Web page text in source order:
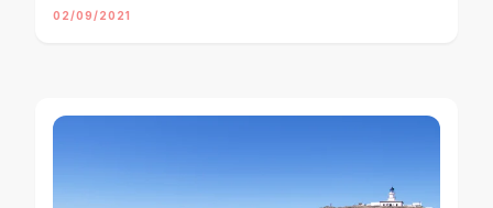
02/09/2021